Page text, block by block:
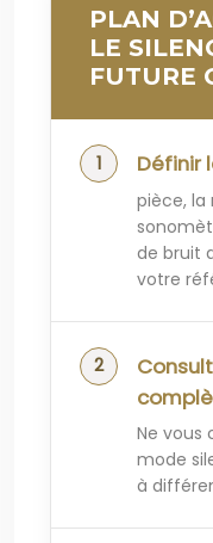
PLAN
LE
FUTURE
Définir
pièce, la
de bruit
votre
Ne vous
mode
à